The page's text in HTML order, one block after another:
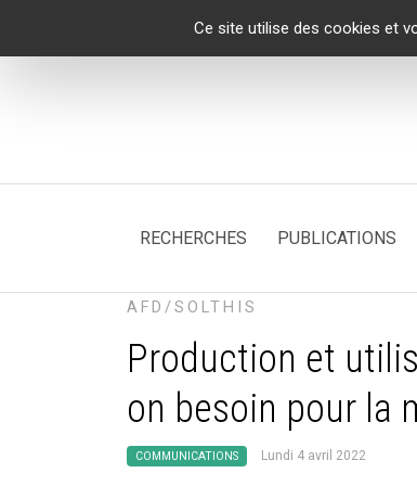
Ce site utilise des cookies et
RECHERCHES PUBLICATIONS
AFD/SOLTHIS
Production et
on besoin pour la
COMMUNICATIONS Lundi 4 avril 2022